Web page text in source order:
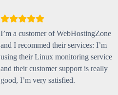
I’m a customer of WebHostingZone
and I recommed their services: I’m
using their Linux monitoring service
and their customer support is really
good, I’m very satisfied.